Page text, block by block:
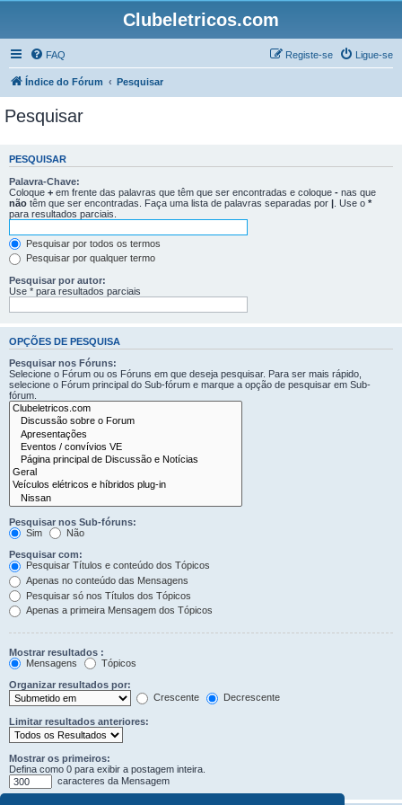
Clubeletricos.com
FAQ Ligue-se
Registe-se
Índice do Fórum Pesquisar
Pesquisar
PESQUISAR
Palavra-Chave:
Coloque + em frente das palavras que têm que ser encontradas e coloque - nas que
não têm que ser encontradas. Faça uma lista de palavras separadas por | . Use o *
para resultados parciais.
Pesquisar por todos os termos
Pesquisar por qualquer termo
Pesquisar por autor:
Use * para resultados parciais
OPÇÕES DE PESQUISA
Pesquisar nos Fóruns:
Selecione o Fórum ou os Fóruns em que deseja pesquisar. Para ser mais rápido,
selecione o Fórum principal do Sub-fórum e marque a opção de pesquisar em Sub-
fórum.
Pesquisar nos Sub-fóruns:
Sim
Não
Pesquisar com:
Pesquisar Títulos e conteúdo dos Tópicos
Apenas no conteúdo das Mensagens
Pesquisar só nos Títulos dos Tópicos
Apenas a primeira Mensagem dos Tópicos
Mostrar resultados :
Mensagens
Tópicos
Organizar resultados por:
Crescente
Decrescente
Limitar resultados anteriores:
Mostrar os primeiros:
Defina como 0 para exibir a postagem inteira.
caracteres da Mensagem